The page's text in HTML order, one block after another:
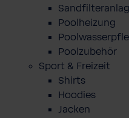
Poolheizung
Poolzubehör
Sport & Freizeit
Shirts
Hoodies
Jacken